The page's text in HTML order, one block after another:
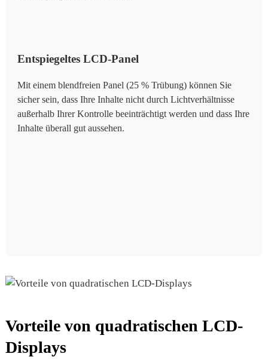
Entspiegeltes LCD-Panel
Mit einem blendfreien Panel (25 % Trübung) können Sie
sicher sein, dass Ihre Inhalte nicht durch Lichtverhältnisse
außerhalb Ihrer Kontrolle beeinträchtigt werden und dass Ihre
Inhalte überall gut aussehen.
Vorteile von quadratischen LCD-
Displays